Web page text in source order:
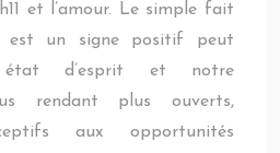
et l’amour. Le simple fait
est un signe positif peut
état d’esprit et notre
rendant plus ouverts,
aux opportunités